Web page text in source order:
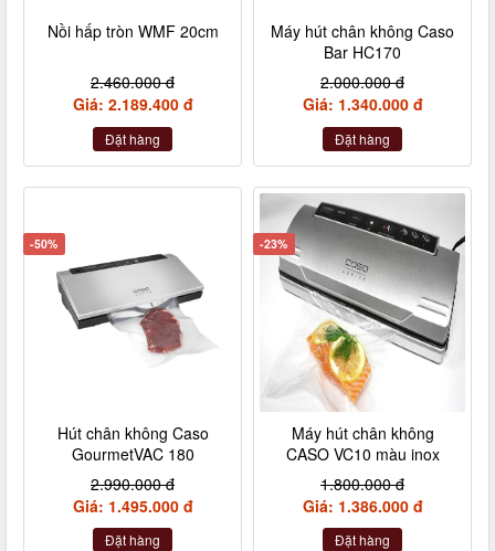
Nồi hấp tròn WMF 20cm
2.460.000 đ
Giá: 2.189.400 đ
Đặt hàng
Máy hút chân không Caso
Bar HC170
2.000.000 đ
Giá: 1.340.000 đ
Đặt hàng
-50%
Hút chân không Caso
GourmetVAC 180
2.990.000 đ
Giá: 1.495.000 đ
Đặt hàng
-23%
Máy hút chân không
CASO VC10 màu inox
1.800.000 đ
Giá: 1.386.000 đ
Đặt hàng